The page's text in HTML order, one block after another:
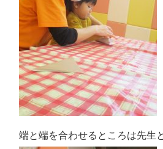
端と端を合わせるところは先生